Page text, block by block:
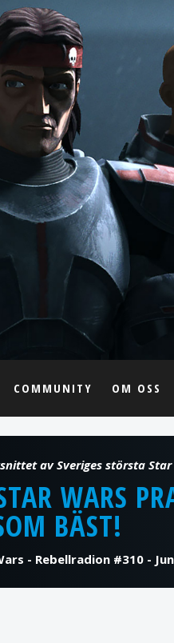
COMMUNITY OM OSS
WARS
BÄST!
- Rebellradion #310 -